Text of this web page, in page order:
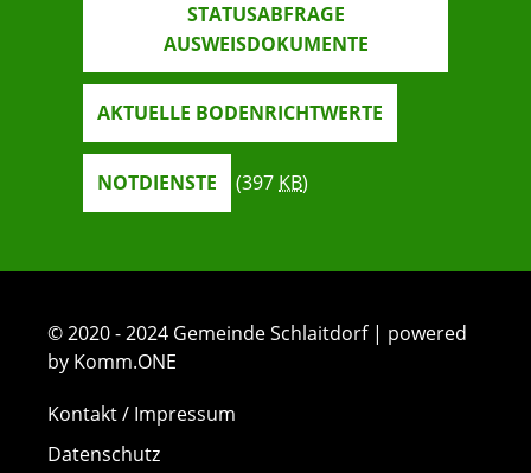
STATUSABFRAGE
AUSWEISDOKUMENTE
AKTUELLE BODENRICHTWERTE
NOTDIENSTE (397 KB)
© 2020 - 2024 Gemeinde Schlaitdorf | powered
by Komm.ONE
Kontakt / Impressum
Datenschutz